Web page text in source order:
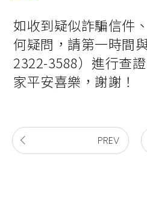
如收到疑似詐騙信件
何疑問，請第一時間
2322-3588）進行查
家平安喜樂，謝謝！
PREV